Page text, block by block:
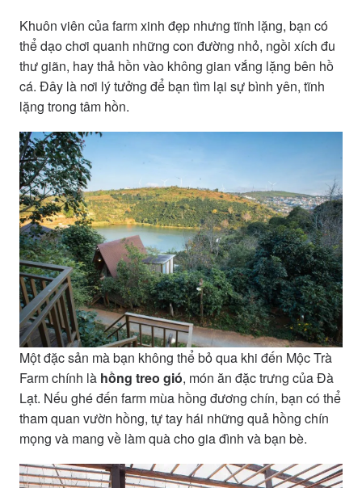
Khuôn viên của farm xinh đẹp nhưng tĩnh lặng, bạn có
thể dạo chơi quanh những con đường nhỏ, ngồi xích đu
thư giãn, hay thả hồn vào không gian vắng lặng bên hồ
cá. Đây là nơi lý tưởng để bạn tìm lại sự bình yên, tĩnh
lặng trong tâm hồn.
Một đặc sản mà bạn không thể bỏ qua khi đến Mộc Trà
Farm chính là hồng treo gió, món ăn đặc trưng của Đà
Lạt. Nếu ghé đến farm mùa hồng đương chín, bạn có thể
tham quan vườn hồng, tự tay hái những quả hồng chín
mọng và mang về làm quà cho gia đình và bạn bè.